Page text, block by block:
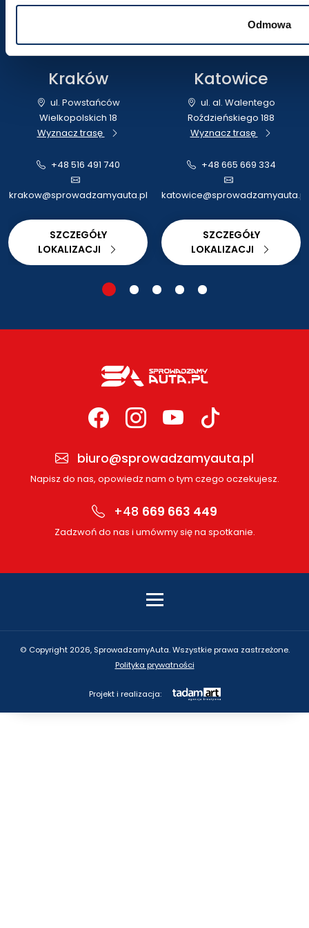
Odmowa
Odwiedź nas
Kraków
ul. Powstańców
Wielkopolskich 18
Wyznacz trasę
+48 516 491 740
krakow@sprowadzamyauta.pl
SZCZEGÓŁY
LOKALIZACJI
Katowice
ul. al. Walentego
Roździeńskiego 188
Wyznacz trasę
+48 665 669 334
katowice@sprowadzamyauta.pl
SZCZEGÓŁY
LOKALIZACJI
biuro@sprowadzamyauta.pl
Napisz do nas, opowiedz nam o tym czego oczekujesz.
+48 669 663 449
Zadzwoń do nas i umówmy się na spotkanie.
© Copyright 2026, SprowadzamyAuta. Wszystkie prawa zastrzeżone.
Polityka prywatności
Projekt i realizacja: